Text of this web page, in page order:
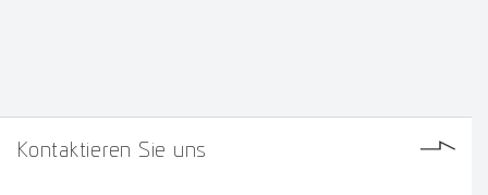
Kontaktieren Sie uns